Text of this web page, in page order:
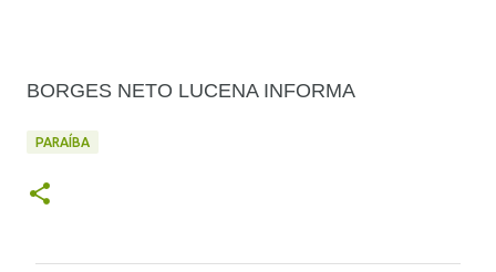
BORGES NETO LUCENA INFORMA
PARAÍBA